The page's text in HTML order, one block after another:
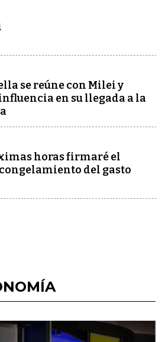
se reúne con Milei y
en su llegada a la
horas firmaré el
del gasto